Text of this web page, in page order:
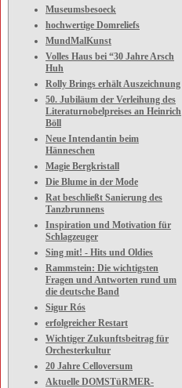
Museumsbesoeck
hochwertige Domreliefs
MundMalKunst
Volles Haus bei “30 Jahre Arsch
Huh
Rolly Brings erhält Auszeichnung
50. Jubiläum der Verleihung des
Literaturnobelpreises an Heinrich
Böll
Neue Intendantin beim
Hänneschen
Magie Bergkristall
Die Blume in der Mode
Rat beschließt Sanierung des
Tanzbrunnens
Inspiration und Motivation für
Schlagzeuger
Sing mit! - Hits und Oldies
Rammstein: Die wichtigsten
Fragen und Antworten rund um
die deutsche Band
Sigur Rós
erfolgreicher Restart
Wichtiger Zukunftsbeitrag für
Orchesterkultur
20 Jahre Celloversum
Aktuelle DOMSTüRMER-